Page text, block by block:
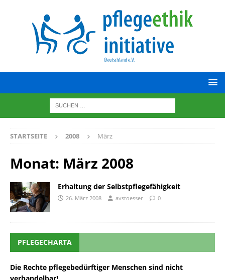
STARTSEITE 2008 März
Monat: März 2008
Erhaltung der Selbstpflegefähigkeit
26. März 2008 avstoesser 0
PFLEGECHARTA
Die Rechte pflegebedürftiger Menschen sind nicht